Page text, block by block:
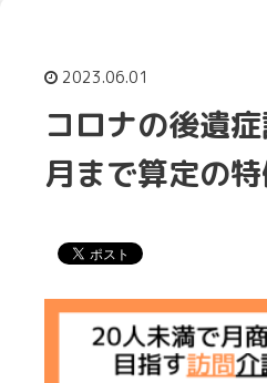
2023.06.01
コロナの後遺
月まで算定の